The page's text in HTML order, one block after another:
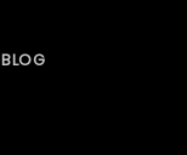
BLOG